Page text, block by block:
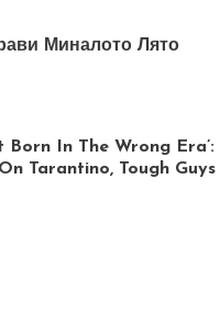
Миналото Лято
Born In The Wrong Era’:
Tarantino, Tough Guys